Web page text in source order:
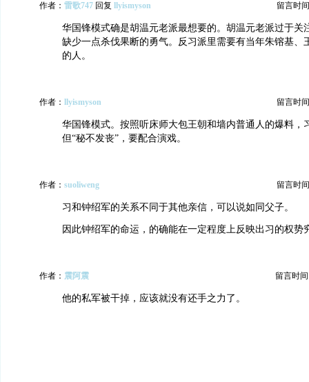
作者： 雷歌747 回复 llyismyson 留言时
华国锋模式确是胡温元老派最想要的。胡温元老派过于关
缺少一点杀伐果断的勇气。反习派里需要有当年朱镕基、
的人。
作者： llyismyson 留言时
华国锋模式。按照听床师大包王朝和墙内普通人的爆料，
但“秘不发丧”，要配合演戏。
作者： suoliweng 留言时
习和钟绍军的关系不同于其他亲信，可以说如同父子。
因此钟绍军的命运，的确能在一定程度上反映出习的权势
作者： 震阿震 留言时间
他的私军被干掉，应该就没有还手之力了。